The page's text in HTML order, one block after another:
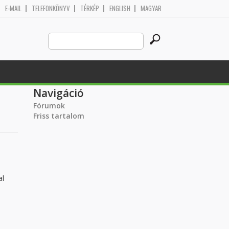
E-MAIL TELEFONKÖNYV TÉRKÉP ENGLISH MAGYAR
Search
this
site
Navigáció
Fórumok
Friss tartalom